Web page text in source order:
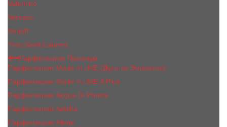
Valentino
Versace
Xerjoff
Yves Saint Laurent
Парфюмерия Премиум
Парфюмерия Made In UAE (Духи из Эмиратов)
Парфюмерия Made In UAE A Plus
Парфюмерия Acqua Di Parma
Парфюмерия Adisha
Парфюмерия Afnan